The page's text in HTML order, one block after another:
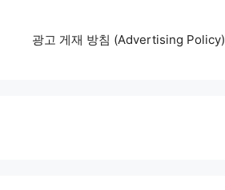
광고 게재 방침 (Advertising Policy)